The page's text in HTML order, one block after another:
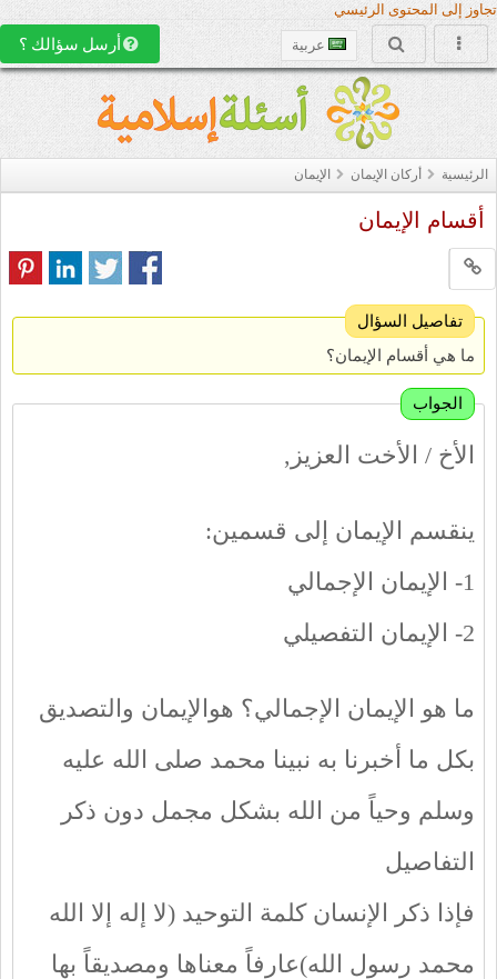
تجاوز إلى المحتوى الرئيسي
عربية أرسل سؤالك ؟
الرئيسية أركان الإيمان الإيمان
أقسام الإيمان
تفاصيل السؤال
ما هي أقسام الإيمان؟
الجواب
الأخ / الأخت العزيز,
ينقسم الإيمان إلى قسمين:
1- الإيمان الإجمالي
2- الإيمان التفصيلي
ما هو الإيمان الإجمالي؟ هوالإيمان والتصديق
بكل ما أخبرنا به نبينا محمد صلى الله عليه
وسلم وحياً من الله بشكل مجمل دون ذكر
التفاصيل
فإذا ذكر الإنسان كلمة التوحيد (لا إله إلا الله
محمد رسول الله)عارفاً معناها ومصديقاً بها